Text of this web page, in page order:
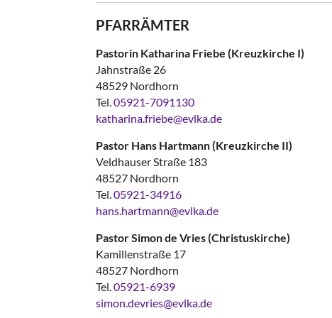
PFARRÄMTER
Pastorin Katharina Friebe (Kreuzkirche I)
Jahnstraße 26
48529 Nordhorn
Tel. 05921-7091130
katharina.friebe@evlka.de
Pastor Hans Hartmann (Kreuzkirche II)
Veldhauser Straße 183
48527 Nordhorn
Tel. 05921-34916
hans.hartmann@evlka.de
Pastor Simon de Vries (Christuskirche)
Kamillenstraße 17
48527 Nordhorn
Tel. 05921-6939
simon.devries@evlka.de